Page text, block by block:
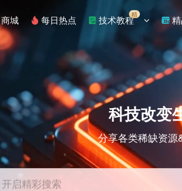
商城 每日热点 技术教程精
科技改变
分享各类稀缺资源
开启精彩搜索